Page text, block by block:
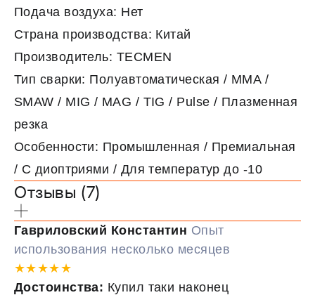
Подача воздуха: Нет
Страна производства: Китай
Производитель: TECMEN
Тип сварки: Полуавтоматическая / MMA /
SMAW / MIG / MAG / TIG / Pulse / Плазменная
резка
Особенности: Промышленная / Премиальная
/ С диоптриями / Для температур до -10
Отзывы (7)
Гавриловский Константин Опыт
использования несколько месяцев
★★★★★
Достоинства: Купил таки наконец